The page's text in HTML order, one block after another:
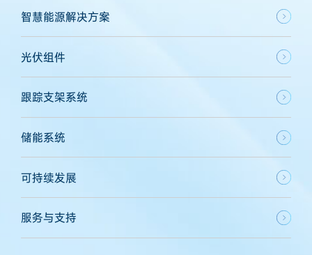
智慧能源解决方案
光伏组件
跟踪支架系统
储能系统
可持续发展
服务与支持